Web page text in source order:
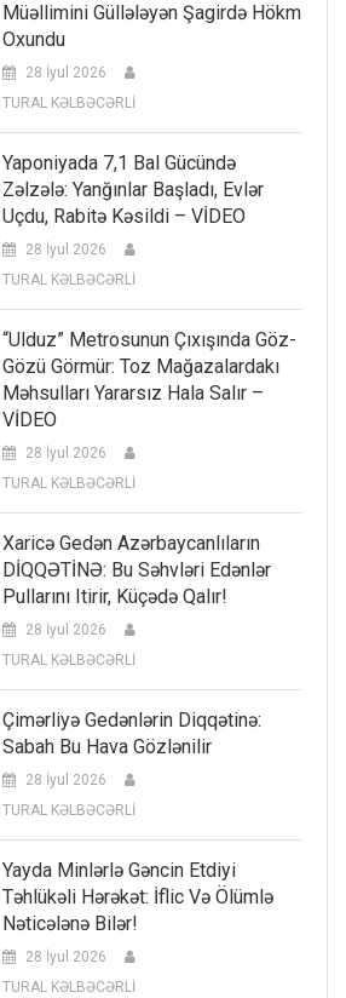
Müəllimini Güllələyən Şagirdə Hökm
Oxundu
28 İyul 2026
TURAL KƏLBƏCƏRLİ
Yaponiyada 7,1 Bal Gücündə
Zəlzələ: Yanğınlar Başladı, Evlər
Uçdu, Rabitə Kəsildi – VİDEO
28 İyul 2026
TURAL KƏLBƏCƏRLİ
“Ulduz” Metrosunun Çıxışında Göz-
Gözü Görmür: Toz Mağazalardakı
Məhsulları Yararsız Hala Salır –
VİDEO
28 İyul 2026
TURAL KƏLBƏCƏRLİ
Xaricə Gedən Azərbaycanlıların
DİQQƏTİNƏ: Bu Səhvləri Edənlər
Pullarını Itirir, Küçədə Qalır!
28 İyul 2026
TURAL KƏLBƏCƏRLİ
Çimərliyə Gedənlərin Diqqətinə:
Sabah Bu Hava Gözlənilir
28 İyul 2026
TURAL KƏLBƏCƏRLİ
Yayda Minlərlə Gəncin Etdiyi
Təhlükəli Hərəkət: İflic Və Ölümlə
Nəticələnə Bilər!
28 İyul 2026
TURAL KƏLBƏCƏRLİ